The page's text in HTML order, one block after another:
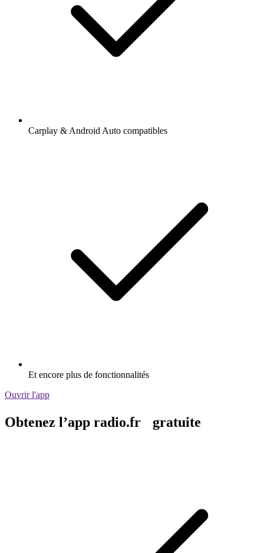
Carplay & Android Auto compatibles
Et encore plus de fonctionnalités
Ouvrir l'app
Obtenez l’app radio.fr gratuite